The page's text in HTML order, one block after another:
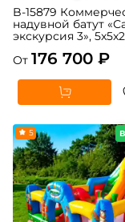
B-15879
надувной батут
экскурсия 3»,
От 176 700 ₽
5